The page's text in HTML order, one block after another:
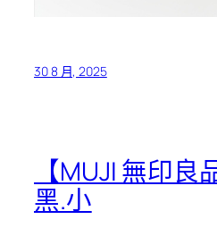
30 8 月, 2025
【MUJI 無印
黑.小